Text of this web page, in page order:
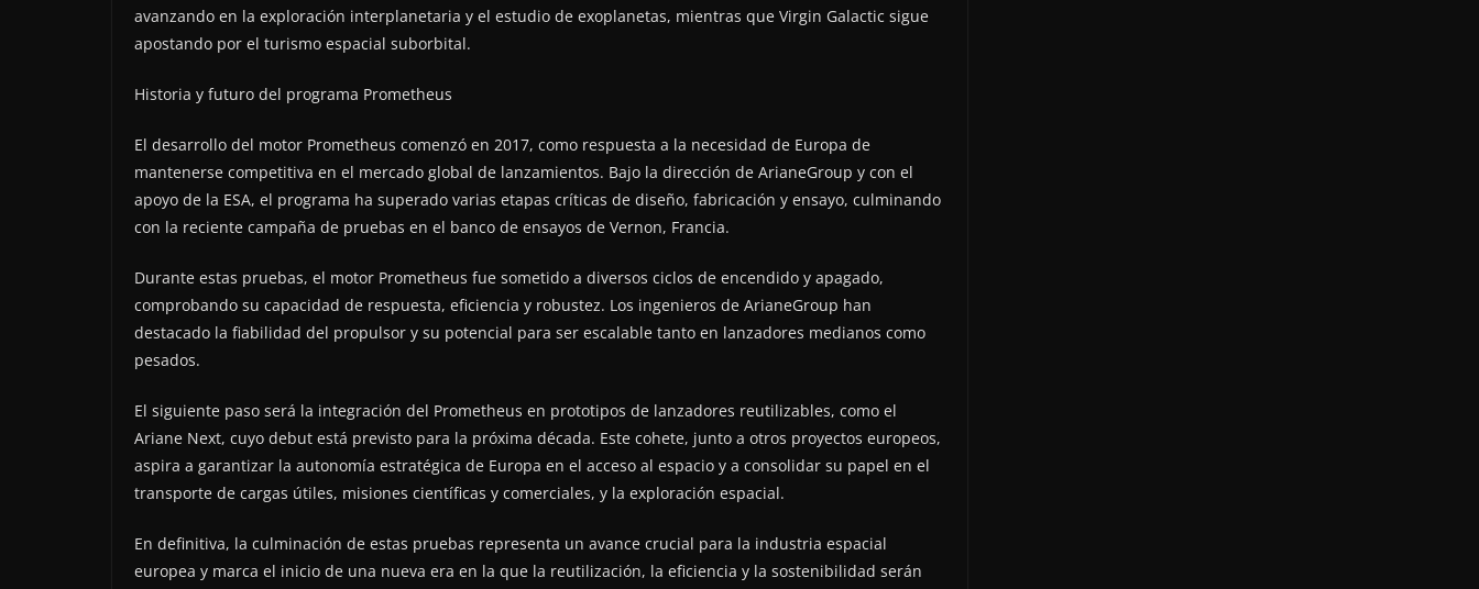
avanzando en la exploración interplanetaria y el estudio de exoplanetas, mientras que Virgin Galactic sigue
apostando por el turismo espacial suborbital.
Historia y futuro del programa Prometheus
El desarrollo del motor Prometheus comenzó en 2017, como respuesta a la necesidad de Europa de
mantenerse competitiva en el mercado global de lanzamientos. Bajo la dirección de ArianeGroup y con el
apoyo de la ESA, el programa ha superado varias etapas críticas de diseño, fabricación y ensayo, culminando
con la reciente campaña de pruebas en el banco de ensayos de Vernon, Francia.
Durante estas pruebas, el motor Prometheus fue sometido a diversos ciclos de encendido y apagado,
comprobando su capacidad de respuesta, eficiencia y robustez. Los ingenieros de ArianeGroup han
destacado la fiabilidad del propulsor y su potencial para ser escalable tanto en lanzadores medianos como
pesados.
El siguiente paso será la integración del Prometheus en prototipos de lanzadores reutilizables, como el
Ariane Next, cuyo debut está previsto para la próxima década. Este cohete, junto a otros proyectos europeos,
aspira a garantizar la autonomía estratégica de Europa en el acceso al espacio y a consolidar su papel en el
transporte de cargas útiles, misiones científicas y comerciales, y la exploración espacial.
En definitiva, la culminación de estas pruebas representa un avance crucial para la industria espacial
europea y marca el inicio de una nueva era en la que la reutilización, la eficiencia y la sostenibilidad serán